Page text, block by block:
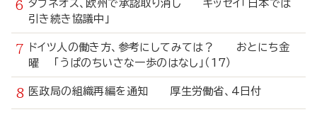
タブネオス、欧州で承認取り消し キッセイ「日本では
引き続き協議中」
ドイツ人の働き方、参考にしてみては？ おとにち金
曜 「うぱのちいさな一歩のはなし」（17）
医政局の組織再編を通知 厚生労働省、4日付